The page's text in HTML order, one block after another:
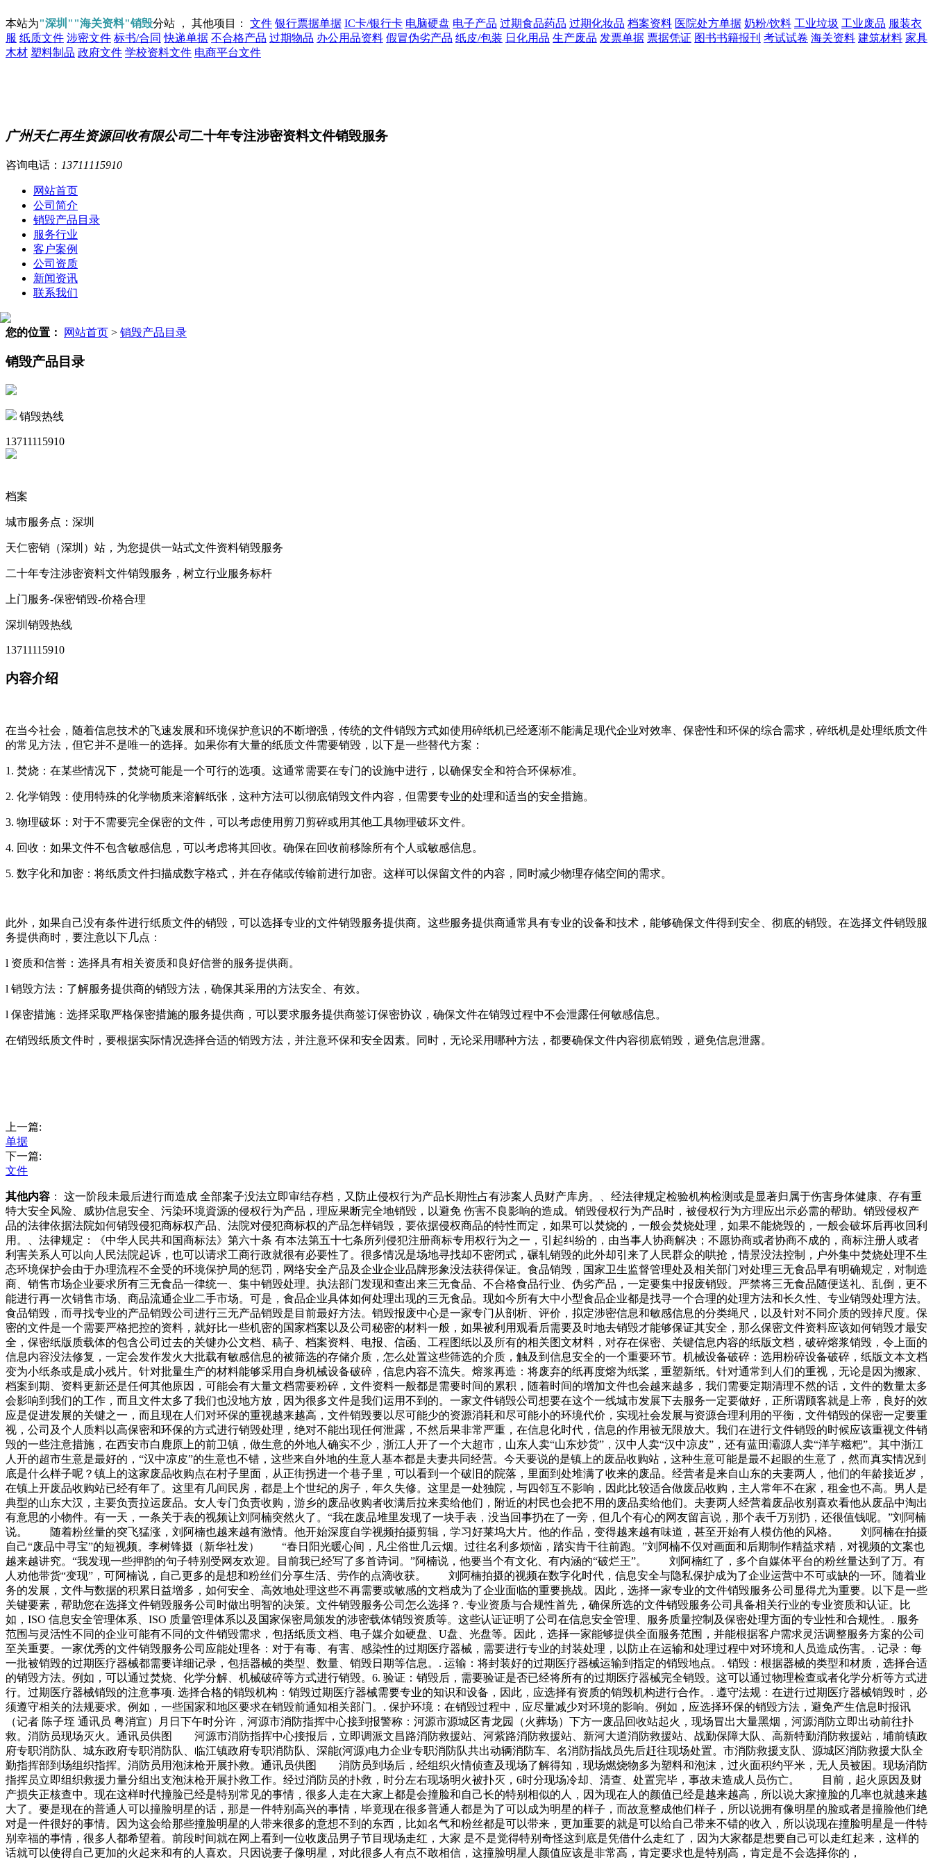
本站为"深圳""海关资料"销毁分站 ， 其他项目： 文件 银行票据单据 IC卡/银行卡 电脑硬盘 电子产品 过期食品药品 过期化妆品 档案资料 医院处方单据 奶粉/饮料 工业垃圾 工业废品 服装衣
服 纸质文件 涉密文件 标书/合同 快递单据 不合格产品 过期物品 办公用品资料 假冒伪劣产品 纸皮/包装 日化用品 生产废品 发票单据 票据凭证 图书书籍报刊 考试试卷 海关资料 建筑材料 家具
木材 塑料制品 政府文件 学校资料文件 电商平台文件
广州天仁再生资源回收有限公司二十年专注涉密资料文件销毁服务
咨询电话： 13711115910
网站首页
公司简介
销毁产品目录
服务行业
客户案例
公司资质
新闻资讯
联系我们
您的位置： 网站首页 > 销毁产品目录
销毁产品目录
销毁热线
13711115910
档案
城市服务点：深圳
天仁密销（深圳）站，为您提供一站式文件资料销毁服务
二十年专注涉密资料文件销毁服务，树立行业服务标杆
上门服务-保密销毁-价格合理
深圳销毁热线
13711115910
内容介绍
在当今社会，随着信息技术的飞速发展和环境保护意识的不断增强，传统的文件销毁方式如使用碎纸机已经逐渐不能满足现代企业对效率、保密性和环保的综合需求，碎纸机是处理纸质文件
的常见方法，但它并不是唯一的选择。如果你有大量的纸质文件需要销毁，以下是一些替代方案：
1. 焚烧：在某些情况下，焚烧可能是一个可行的选项。这通常需要在专门的设施中进行，以确保安全和符合环保标准。
2. 化学销毁：使用特殊的化学物质来溶解纸张，这种方法可以彻底销毁文件内容，但需要专业的处理和适当的安全措施。
3. 物理破坏：对于不需要完全保密的文件，可以考虑使用剪刀剪碎或用其他工具物理破坏文件。
4. 回收：如果文件不包含敏感信息，可以考虑将其回收。确保在回收前移除所有个人或敏感信息。
5. 数字化和加密：将纸质文件扫描成数字格式，并在存储或传输前进行加密。这样可以保留文件的内容，同时减少物理存储空间的需求。
此外，如果自己没有条件进行纸质文件的销毁，可以选择专业的文件销毁服务提供商。这些服务提供商通常具有专业的设备和技术，能够确保文件得到安全、彻底的销毁。在选择文件销毁服
务提供商时，要注意以下几点：
l 资质和信誉：选择具有相关资质和良好信誉的服务提供商。
l 销毁方法：了解服务提供商的销毁方法，确保其采用的方法安全、有效。
l 保密措施：选择采取严格保密措施的服务提供商，可以要求服务提供商签订保密协议，确保文件在销毁过程中不会泄露任何敏感信息。
在销毁纸质文件时，要根据实际情况选择合适的销毁方法，并注意环保和安全因素。同时，无论采用哪种方法，都要确保文件内容彻底销毁，避免信息泄露。
上一篇:
单据
下一篇:
文件
其他内容 ： 这一阶段未最后进行而造成 全部案子没法立即审结存档，又防止侵权行为产品长期性占有涉案人员财产库房。、经法律规定检验机构检测或是显著归属于伤害身体健康、存有重
特大安全风险、威协信息安全、污染环境資源的侵权行为产品，理应果断完全地销毁，以避免 伤害不良影响的造成。销毁侵权行为产品时，被侵权行为方理应出示必需的帮助。销毁侵权产
品的法律依据法院如何销毁侵犯商标权产品、法院对侵犯商标权的产品怎样销毁，要依据侵权商品的特性而定，如果可以焚烧的，一般会焚烧处理，如果不能烧毁的，一般会破坏后再收回利
用。、法律规定：《中华人民共和国商标法》第六十条 有本法第五十七条所列侵犯注册商标专用权行为之一，引起纠纷的，由当事人协商解决；不愿协商或者协商不成的，商标注册人或者
利害关系人可以向人民法院起诉，也可以请求工商行政就很有必要性了。很多情况是场地寻找却不密闭式，碾轧销毁的此外却引来了人民群众的哄抢，情景没法控制，户外集中焚烧处理不生
态环境保护会由于办理流程不全受的环境保护局的惩罚，网络安全产品及企业企业品牌形象没法获得保证。食品销毁，国家卫生监督管理处及相关部门对处理三无食品早有明确规定，对制造
商、销售市场企业要求所有三无食品一律统一、集中销毁处理。执法部门发现和查出来三无食品、不合格食品行业、伪劣产品，一定要集中报废销毁。严禁将三无食品随便送礼、乱倒，更不
能进行再一次销售市场、商品流通企业二手市场。可是，食品企业具体如何处理出现的三无食品。现如今所有大中小型食品企业都是找寻一个合理的处理方法和长久性、专业销毁处理方法。
食品销毁，而寻找专业的产品销毁公司进行三无产品销毁是目前最好方法。销毁报废中心是一家专门从剖析、评价，拟定涉密信息和敏感信息的分类绳尺，以及针对不同介质的毁掉尺度。保
密的文件是一个需要严格把控的资料，就好比一些机密的国家档案以及公司秘密的材料一般，如果被利用观看后需要及时地去销毁才能够保证其安全，那么保密文件资料应该如何销毁才最安
全，保密纸版质载体的包含公司过去的关键办公文档、稿子、档案资料、电报、信函、工程图纸以及所有的相关图文材料，对存在保密、关键信息内容的纸版文档，破碎熔浆销毁，令上面的
信息内容没法修复，一定会发作发火大批载有敏感信息的被筛选的存储介质，怎么处置这些筛选的介质，触及到信息安全的一个重要环节。机械设备破碎：选用粉碎设备破碎，纸版文本文档
变为小纸条或是成小残片。针对批量生产的材料能够采用自身机械设备破碎，信息内容不流失。熔浆再造：将废弃的纸再度熔为纸桨，重塑新纸。针对通常到人们的重视，无论是因为搬家、
档案到期、资料更新还是任何其他原因，可能会有大量文档需要粉碎，文件资料一般都是需要时间的累积，随着时间的增加文件也会越来越多，我们需要定期清理不然的话，文件的数量太多
会影响到我们的工作，而且文件太多了我们也没地方放，因为很多文件是我们运用不到的。一家文件销毁公司想要在这个一线城市发展下去服务一定要做好，正所谓顾客就是上帝，良好的效
应是促进发展的关键之一，而且现在人们对环保的重视越来越高，文件销毁要以尽可能少的资源消耗和尽可能小的环境代价，实现社会发展与资源合理利用的平衡，文件销毁的保密一定要重
视，公司及个人质料以高保密和环保的方式进行销毁处理，绝对不能出现任何泄露，不然后果非常严重，在信息化时代，信息的作用被无限放大。我们在进行文件销毁的时候应该重视文件销
毁的一些注意措施，在西安市白鹿原上的前卫镇，做生意的外地人确实不少，浙江人开了一个大超市，山东人卖“山东炒货”，汉中人卖“汉中凉皮”，还有蓝田灞源人卖“洋芋糍粑”。其中浙江
人开的超市生意是最好的，“汉中凉皮”的生意也不错，这些来自外地的生意人基本都是夫妻共同经营。今天要说的是镇上的废品收购站，这种生意可能是最不起眼的生意了，然而真实情况到
底是什么样子呢？镇上的这家废品收购点在村子里面，从正街拐进一个巷子里，可以看到一个破旧的院落，里面到处堆满了收来的废品。经营者是来自山东的夫妻两人，他们的年龄接近岁，
在镇上开废品收购站已经有年了。这里有几间民房，都是上个世纪的房子，年久失修。这里是一处独院，与四邻互不影响，因此比较适合做废品收购，主人常年不在家，租金也不高。男人是
典型的山东大汉，主要负责拉运废品。女人专门负责收购，游乡的废品收购者收满后拉来卖给他们，附近的村民也会把不用的废品卖给他们。夫妻两人经营着废品收别喜欢看他从废品中淘出
有意思的小物件。有一天，一条关于表的视频让刘阿楠突然火了。“我在废品堆里发现了一块手表，没当回事扔在了一旁，但几个有心的网友留言说，那个表千万别扔，还很值钱呢。”刘阿楠
说。 随着粉丝量的突飞猛涨，刘阿楠也越来越有激情。他开始深度自学视频拍摄剪辑，学习好莱坞大片。他的作品，变得越来越有味道，甚至开始有人模仿他的风格。 刘阿楠在拍摄
自己“废品中寻宝”的短视频。李树锋摄（新华社发） “春日阳光暖心间，凡尘俗世几云烟。过往名利多烦恼，踏实肯干往前跑。”刘阿楠不仅对画面和后期制作精益求精，对视频的文案也
越来越讲究。“我发现一些押韵的句子特别受网友欢迎。目前我已经写了多首诗词。”阿楠说，他要当个有文化、有内涵的“破烂王”。 刘阿楠红了，多个自媒体平台的粉丝量达到了万。有
人劝他带货“变现”，可阿楠说，自己更多的是想和粉丝们分享生活、劳作的点滴收获。 刘阿楠拍摄的视频在数字化时代，信息安全与隐私保护成为了企业运营中不可或缺的一环。随着业
务的发展，文件与数据的积累日益增多，如何安全、高效地处理这些不再需要或敏感的文档成为了企业面临的重要挑战。因此，选择一家专业的文件销毁服务公司显得尤为重要。以下是一些
关键要素，帮助您在选择文件销毁服务公司时做出明智的决策。文件销毁服务公司怎么选择？. 专业资质与合规性首先，确保所选的文件销毁服务公司具备相关行业的专业资质和认证。比
如，ISO 信息安全管理体系、ISO 质量管理体系以及国家保密局颁发的涉密载体销毁资质等。这些认证证明了公司在信息安全管理、服务质量控制及保密处理方面的专业性和合规性。. 服务
范围与灵活性不同的企业可能有不同的文件销毁需求，包括纸质文档、电子媒介如硬盘、U盘、光盘等。因此，选择一家能够提供全面服务范围，并能根据客户需求灵活调整服务方案的公司
至关重要。一家优秀的文件销毁服务公司应能处理各：对于有毒、有害、感染性的过期医疗器械，需要进行专业的封装处理，以防止在运输和处理过程中对环境和人员造成伤害。. 记录：每
一批被销毁的过期医疗器械都需要详细记录，包括器械的类型、数量、销毁日期等信息。. 运输：将封装好的过期医疗器械运输到指定的销毁地点。. 销毁：根据器械的类型和材质，选择合适
的销毁方法。例如，可以通过焚烧、化学分解、机械破碎等方式进行销毁。6. 验证：销毁后，需要验证是否已经将所有的过期医疗器械完全销毁。这可以通过物理检查或者化学分析等方式进
行。过期医疗器械销毁的注意事项. 选择合格的销毁机构：销毁过期医疗器械需要专业的知识和设备，因此，应选择有资质的销毁机构进行合作。. 遵守法规：在进行过期医疗器械销毁时，必
须遵守相关的法规要求。例如，一些国家和地区要求在销毁前通知相关部门。. 保护环境：在销毁过程中，应尽量减少对环境的影响。例如，应选择环保的销毁方法，避免产生信息时报讯
（记者 陈子垤 通讯员 粤消宣）月日下午时分许，河源市消防指挥中心接到报警称：河源市源城区青龙园（火葬场）下方一废品回收站起火，现场冒出大量黑烟，河源消防立即出动前往扑
救。消防员现场灭火。通讯员供图 河源市消防指挥中心接报后，立即调派文昌路消防救援站、河紫路消防救援站、新河大道消防救援站、战勤保障大队、高新特勤消防救援站，埔前镇政
府专职消防队、城东政府专职消防队、临江镇政府专职消防队、深能(河源)电力企业专职消防队共出动辆消防车、名消防指战员先后赶往现场处置。市消防救援支队、源城区消防救援大队全
勤指挥部到场组织指挥。消防员用泡沫枪开展扑救。通讯员供图 消防员到场后，经组织火情侦查及现场了解得知，现场燃烧物多为塑料和泡沫，过火面积约平米，无人员被困。现场消防
指挥员立即组织救援力量分组出支泡沫枪开展扑救工作。经过消防员的扑救，时分左右现场明火被扑灭，6时分现场冷却、清查、处置完毕，事故未造成人员伤亡。 目前，起火原因及财
产损失正核查中。现在这样时代撞脸已经是特别常见的事情，很多人走在大家上都是会撞脸和自己长的特别相似的人，因为现在人的颜值已经是越来越高，所以说大家撞脸的几率也就越来越
大了。要是现在的普通人可以撞脸明星的话，那是一件特别高兴的事情，毕竟现在很多普通人都是为了可以成为明星的样子，而故意整成他们样子，所以说拥有像明星的脸或者是撞脸他们绝
对是一件很好的事情。因为这会给那些撞脸明星的人带来很多的意想不到的东西，比如名气和粉丝都是可以带来，更加重要的就是可以给自己带来不错的收入，所以说现在撞脸明星是一件特
别幸福的事情，很多人都希望着。前段时间就在网上看到一位收废品男子节目现场走红，大家 是不是觉得特别奇怪这到底是凭借什么走红了，因为大家都是想要自己可以走红起来，这样的
话就可以使得自己更加的火起来和有的人喜欢。只因说妻子像明星，对此很多人有点不敢相信，这撞脸明星人颜值应该是非常高，肯定要求也是特别高，肯定是不会选择你的，